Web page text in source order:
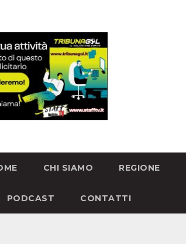
CHI SIAMO REGIONE
PODCAST CONTATTI